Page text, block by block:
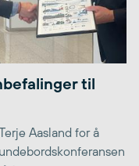
til
Aasland for å